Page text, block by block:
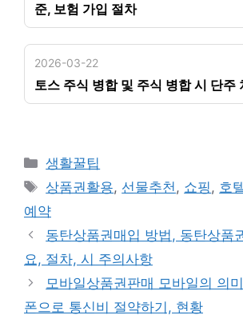
준, 보험 가입 절차
2026-03-22
토스 주식 병합 및 주식 병합 시 단주
카
테
리
생활꿀팁
태
그
상품권활용, 선물추천, 쇼핑, 호
예약
동탄상품권매입 방법, 동탄상품
요, 절차, 시 주의사항
모바일상품권판매 모바일의 의
폰으로 통신비 절약하기, 현황